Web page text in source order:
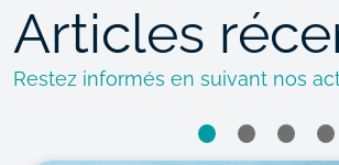
Articles
Restez informés en suivant nos